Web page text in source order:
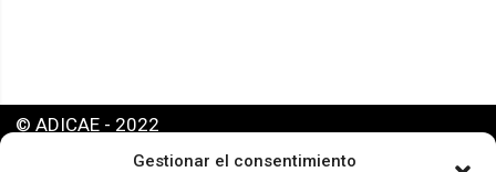
Gestionar el consentimiento
© ADICAE - 2022